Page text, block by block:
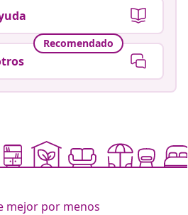
Recomendado
mejor por menos